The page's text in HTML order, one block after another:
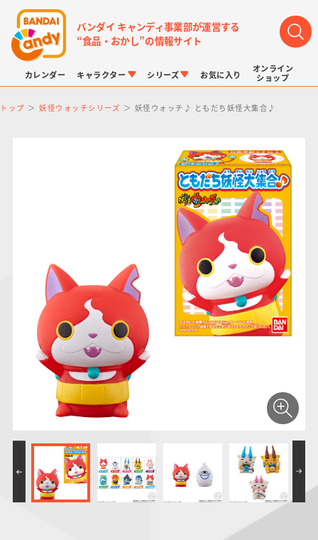
バンダイ キャンディ事業部が運営する
“食品・おかし”の情報サイト
カレンダー キャラクター
仮面ライダーシリー
ズ
PROJECT R.E.D.・
スーパー戦隊シリー
ズ
プリキュアシリーズ
ガンダムシリーズ
ポケットモンスター
ドラゴンボール
アンパンマン
サンリオキャラクタ
ーズ
シリーズ
キャラパキ
つりグミ
チョコサプ
にふぉるめーしょん
＆スクエアシール
SMPシリーズ
ポケモンキッズ
ポケモンスケールワ
ールド
キャラデコ
お気に入り
オンライン
ショップ
トップ 妖怪ウォッチシリーズ 妖怪ウォッチ♪ ともだち妖怪大集合♪